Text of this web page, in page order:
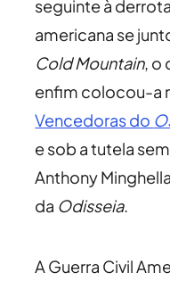
seguinte à
americana se
Cold Mountain, o
enfim colocou-a
Vencedoras do
e sob a tutela
Anthony
da Odisseia.
A Guerra Civil